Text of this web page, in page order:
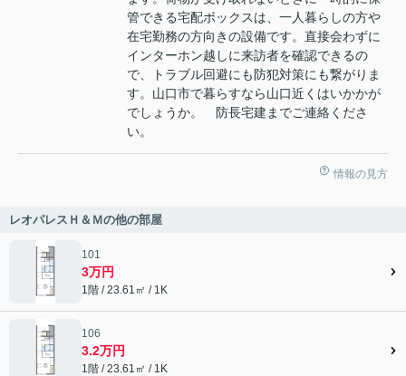
管できる宅配ボックスは、一人暮らしの方や
在宅勤務の方向きの設備です。直接会わずに
インターホン越しに来訪者を確認できるの
で、トラブル回避にも防犯対策にも繋がりま
す。山口市で暮らすなら山口近くはいかかが
でしょうか。 防長宅建までご連絡くださ
い。
情報の見方
レオパレスＨ＆Ｍの他の部屋
101
3万円
1階 / 23.61㎡ / 1K
106
3.2万円
1階 / 23.61㎡ / 1K